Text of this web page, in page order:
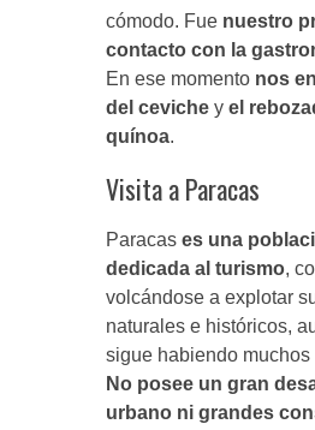
cómodo. Fue nuestro
contacto con la
En ese momento nos
del cevichey el
quínoa.
Visita a Paracas
Paracas es una
dedicada al turismo,
volcándose a explotar
naturales e históricos,
sigue habiendo muchos
No posee un gran
urbano ni grandes